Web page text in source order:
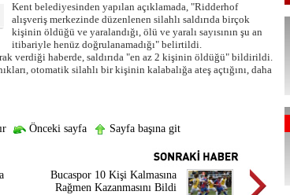
Kent belediyesinden yapılan açıklamada, "Ridderhof
alışveriş merkezinde düzenlenen silahlı saldırıda birçok
kişinin öldüğü ve yaralandığı, ölü ve yaralı sayısının şu an
itibariyle henüz doğrulanamadığı" belirtildi.
verdiği haberde, saldırıda "en az 2 kişinin öldüğü" bildirildi.
otomatik silahlı bir kişinin kalabalığa ateş açtığını, daha
Önceki sayfa Sayfa başına git
Bucaspor 10 Kişi Kalmasına
Rağmen Kazanmasını Bildi